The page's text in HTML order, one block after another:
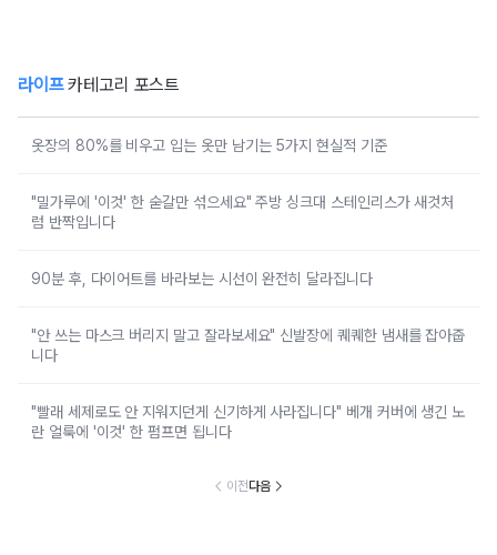
라이프카테고리 포스트
옷장의 80%를 비우고 입는 옷만 남기는 5가지 현실적 기준
"밀가루에 '이것' 한 숟갈만 섞으세요" 주방 싱크대 스테인리스가 새것처
럼 반짝입니다
90분 후, 다이어트를 바라보는 시선이 완전히 달라집니다
"안 쓰는 마스크 버리지 말고 잘라보세요" 신발장에 퀘퀘한 냄새를 잡아줍
니다
"빨래 세제로도 안 지워지던게 신기하게 사라집니다" 베개 커버에 생긴 노
란 얼룩에 '이것' 한 펌프면 됩니다
이전다음